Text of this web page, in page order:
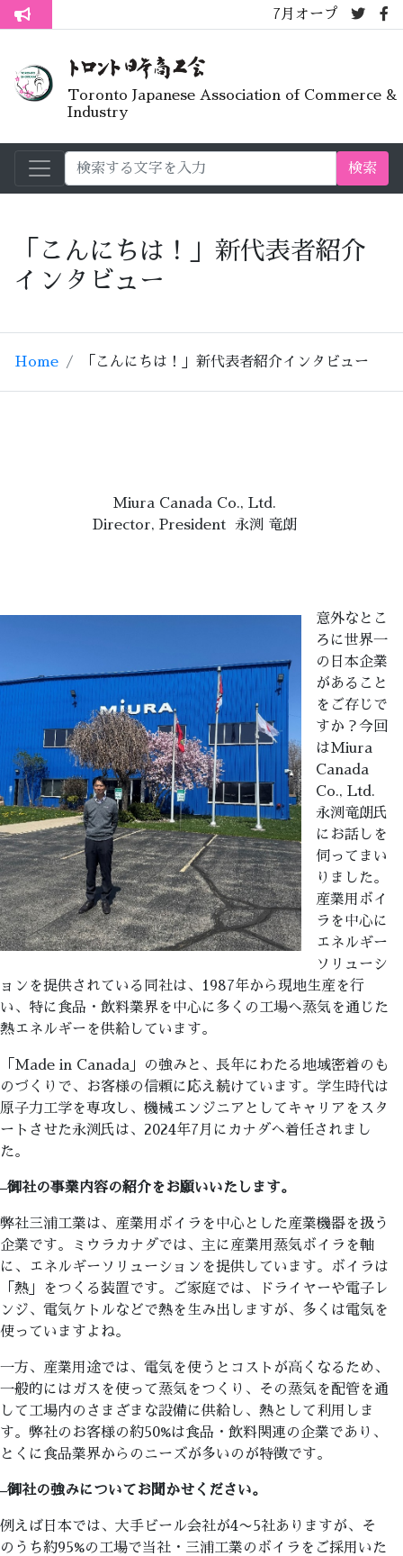
トロント生活不安疑問質問懇談会
7月オープンライブラリーカ
Toronto Japanese Association of Commerce &
Industry
検索
「こんにちは！」新代表者紹介
インタビュー
Home 「こんにちは！」新代表者紹介インタビュー
Miura Canada Co., Ltd.
Director, President 永渕 竜朗
意外なとこ
ろに世界一
の日本企業
があること
をご存じで
すか？今回
はMiura
Canada
Co., Ltd.
永渕竜朗氏
にお話しを
伺ってまい
りました。
産業用ボイ
ラを中心に
エネルギー
ソリューシ
ョンを提供されている同社は、1987年から現地生産を行
い、特に食品・飲料業界を中心に多くの工場へ蒸気を通じた
熱エネルギーを供給しています。
「Made in Canada」の強みと、長年にわたる地域密着のも
のづくりで、お客様の信頼に応え続けています。学生時代は
原子力工学を専攻し、機械エンジニアとしてキャリアをスタ
ートさせた永渕氏は、2024年7月にカナダへ着任されまし
た。
–御社の事業内容の紹介をお願いいたします。
弊社三浦工業は、産業用ボイラを中心とした産業機器を扱う
企業です。ミウラカナダでは、主に産業用蒸気ボイラを軸
に、エネルギーソリューションを提供しています。ボイラは
「熱」をつくる装置です。ご家庭では、ドライヤーや電子レ
ンジ、電気ケトルなどで熱を生み出しますが、多くは電気を
使っていますよね。
一方、産業用途では、電気を使うとコストが高くなるため、
一般的にはガスを使って蒸気をつくり、その蒸気を配管を通
して工場内のさまざまな設備に供給し、熱として利用しま
す。弊社のお客様の約50%は食品・飲料関連の企業であり、
とくに食品業界からのニーズが多いのが特徴です。
–御社の強みについてお聞かせください。
例えば日本では、大手ビール会社が4〜5社ありますが、そ
のうち約95%の工場で当社・三浦工業のボイラをご採用いた